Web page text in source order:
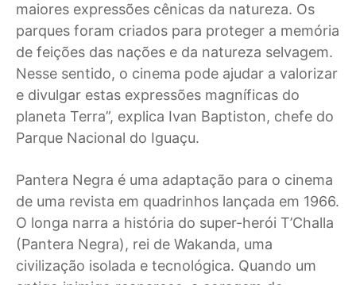
maiores expressões cênicas da natureza. Os
parques foram criados para proteger a memória
de feições das nações e da natureza selvagem.
Nesse sentido, o cinema pode ajudar a valorizar
e divulgar estas expressões magníficas do
planeta Terra”, explica Ivan Baptiston, chefe do
Parque Nacional do Iguaçu.
Pantera Negra é uma adaptação para o cinema
de uma revista em quadrinhos lançada em 1966.
O longa narra a história do super-herói T’Challa
(Pantera Negra), rei de Wakanda, uma
civilização isolada e tecnológica. Quando um